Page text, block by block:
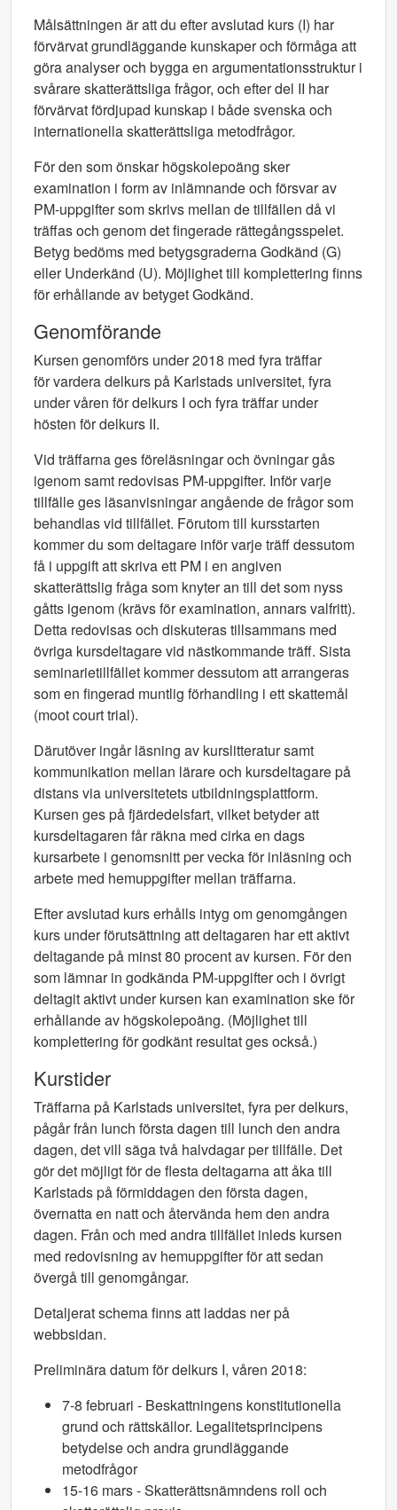
Målsättningen är att du efter avslutad kurs (I) har
förvärvat grundläggande kunskaper och förmåga att
göra analyser och bygga en argumentationsstruktur i
svårare skatterättsliga frågor, och efter del II har
förvärvat fördjupad kunskap i både svenska och
internationella skatterättsliga metodfrågor.
För den som önskar högskolepoäng sker
examination i form av inlämnande och försvar av
PM-uppgifter som skrivs mellan de tillfällen då vi
träffas och genom det fingerade rättegångsspelet.
Betyg bedöms med betygsgraderna Godkänd (G)
eller Underkänd (U). Möjlighet till komplettering finns
för erhållande av betyget Godkänd.
Genomförande
Kursen genomförs under 2018 med fyra träffar
för vardera delkurs på Karlstads universitet, fyra
under våren för delkurs I och fyra träffar under
hösten för delkurs II.
Vid träffarna ges föreläsningar och övningar gås
igenom samt redovisas PM-uppgifter. Inför varje
tillfälle ges läsanvisningar angående de frågor som
behandlas vid tillfället. Förutom till kursstarten
kommer du som deltagare inför varje träff dessutom
få i uppgift att skriva ett PM i en angiven
skatterättslig fråga som knyter an till det som nyss
gåtts igenom (krävs för examination, annars valfritt).
Detta redovisas och diskuteras tillsammans med
övriga kursdeltagare vid nästkommande träff. Sista
seminarietillfället kommer dessutom att arrangeras
som en fingerad muntlig förhandling i ett skattemål
(moot court trial).
Därutöver ingår läsning av kurslitteratur samt
kommunikation mellan lärare och kursdeltagare på
distans via universitetets utbildningsplattform.
Kursen ges på fjärdedelsfart, vilket betyder att
kursdeltagaren får räkna med cirka en dags
kursarbete i genomsnitt per vecka för inläsning och
arbete med hemuppgifter mellan träffarna.
Efter avslutad kurs erhålls intyg om genomgången
kurs under förutsättning att deltagaren har ett aktivt
deltagande på minst 80 procent av kursen. För den
som lämnar in godkända PM-uppgifter och i övrigt
deltagit aktivt under kursen kan examination ske för
erhållande av högskolepoäng. (Möjlighet till
komplettering för godkänt resultat ges också.)
Kurstider
Träffarna på Karlstads universitet, fyra per delkurs,
pågår från lunch första dagen till lunch den andra
dagen, det vill säga två halvdagar per tillfälle. Det
gör det möjligt för de flesta deltagarna att åka till
Karlstads på förmiddagen den första dagen,
övernatta en natt och återvända hem den andra
dagen. Från och med andra tillfället inleds kursen
med redovisning av hemuppgifter för att sedan
övergå till genomgångar.
Detaljerat schema finns att laddas ner på
webbsidan.
Preliminära datum för delkurs I, våren 2018:
7-8 februari - Beskattningens konstitutionella
grund och rättskällor. Legalitetsprincipens
betydelse och andra grundläggande
metodfrågor
15-16 mars - Skatterättsnämndens roll och